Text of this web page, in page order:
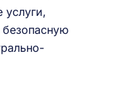
услуги,